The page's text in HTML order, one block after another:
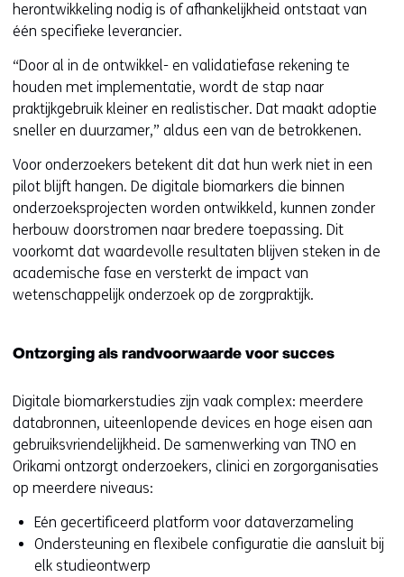
herontwikkeling nodig is of afhankelijkheid ontstaat van
één specifieke leverancier.
“Door al in de ontwikkel- en validatiefase rekening te
houden met implementatie, wordt de stap naar
praktijkgebruik kleiner en realistischer. Dat maakt adoptie
sneller en duurzamer,” aldus een van de betrokkenen.
Voor onderzoekers betekent dit dat hun werk niet in een
pilot blijft hangen. De digitale biomarkers die binnen
onderzoeksprojecten worden ontwikkeld, kunnen zonder
herbouw doorstromen naar bredere toepassing. Dit
voorkomt dat waardevolle resultaten blijven steken in de
academische fase en versterkt de impact van
wetenschappelijk onderzoek op de zorgpraktijk.
Ontzorging als randvoorwaarde voor succes
Digitale biomarkerstudies zijn vaak complex: meerdere
databronnen, uiteenlopende devices en hoge eisen aan
gebruiksvriendelijkheid. De samenwerking van TNO en
Orikami ontzorgt onderzoekers, clinici en zorgorganisaties
op meerdere niveaus:
Eén gecertificeerd platform voor dataverzameling
Ondersteuning en flexibele configuratie die aansluit bij
elk studieontwerp